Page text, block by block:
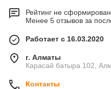
Рейтинг не сформирован
Менее 5 отзывов за
Работает с 16.03.2020
г. Алматы
Карасай батыра 102,
Контакты